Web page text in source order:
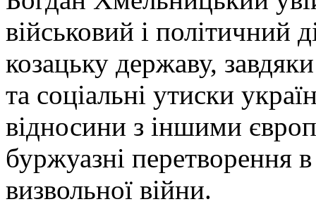
військовий і політичний
козацьку державу,
та соціальні утиски
відносини з іншими
буржуазні перетворення
визвольної війни.